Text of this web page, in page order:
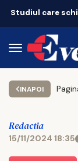
INAPOI
Redactia
15/11/2024 18:35